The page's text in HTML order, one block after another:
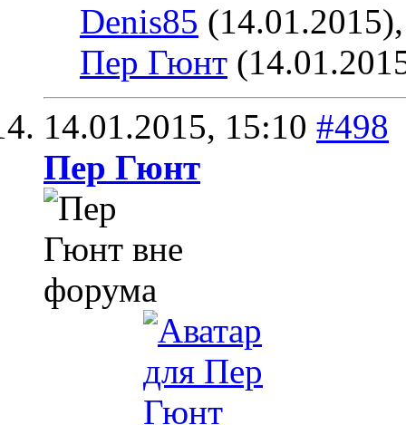
Denis85
Пер Гюнт
14.01.2015, 15:10 #498
Пер Гюнт